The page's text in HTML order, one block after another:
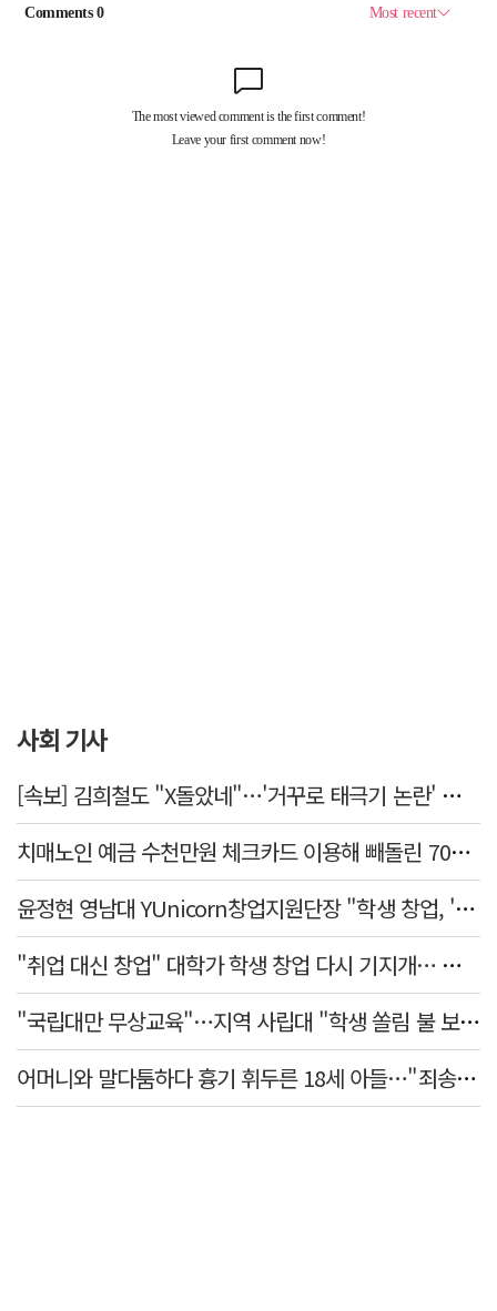
사회 기사
[속보] 김희철도 "X돌았네"…'거꾸로 태극기 논란' 인천시 현수막, 이틀 만에 철거
치매노인 예금 수천만원 체크카드 이용해 빼돌린 70대 간병인, 집행유예
윤정현 영남대 YUnicorn창업지원단장 "학생 창업, '팀 빌딩'이 제일 중요"
"취업 대신 창업" 대학가 학생 창업 다시 기지개… 창업자·기업·매출 동반 성장
"국립대만 무상교육"…지역 사립대 "학생 쏠림 불 보듯"
어머니와 말다툼하다 흉기 휘두른 18세 아들…"죄송하지 않나" 묻자 침묵